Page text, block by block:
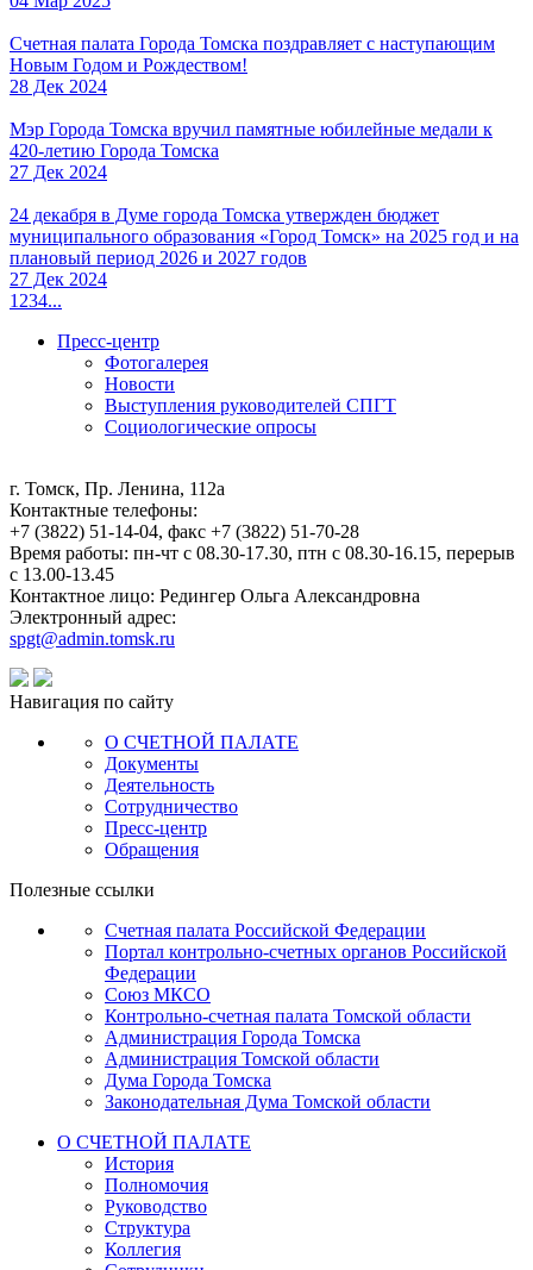
Счетная палата Города Томска поздравляет с наступающим
Новым Годом и Рождеством!
28 Дек 2024
Мэр Города Томска вручил памятные юбилейные медали к
420-летию Города Томска
27 Дек 2024
24 декабря в Думе города Томска утвержден бюджет
муниципального образования «Город Томск» на 2025 год и на
плановый период 2026 и 2027 годов
27 Дек 2024
1 234...
Пресс-центр
Фотогалерея
Новости
Выступления руководителей СПГТ
Социологические опросы
г. Томск, Пр. Ленина, 112а
Контактные телефоны:
+7 (3822) 51-14-04, факс +7 (3822) 51-70-28
Время работы: пн-чт с 08.30-17.30, птн с 08.30-16.15, перерыв
с 13.00-13.45
Контактное лицо: Редингер Ольга Александровна
Электронный адрес:
spgt@admin.tomsk.ru
Навигация по сайту
О СЧЕТНОЙ ПАЛАТЕ
Документы
Деятельность
Сотрудничество
Пресс-центр
Обращения
Полезные ссылки
Счетная палата Российской Федерации
Портал контрольно-счетных органов Российской
Федерации
Союз МКСО
Контрольно-счетная палата Томской области
Администрация Города Томска
Администрация Томской области
Дума Города Томска
Законодательная Дума Томской области
О СЧЕТНОЙ ПАЛАТЕ
История
Полномочия
Руководство
Структура
Коллегия